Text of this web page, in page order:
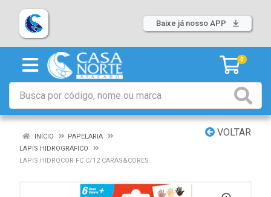
Baixe já nosso APP
0
VOLTAR
INÍCIO
PAPELARIA
LAPIS HIDROGRAFICO
LAPIS HIDROCOR FC C/12 CARAS&CORES